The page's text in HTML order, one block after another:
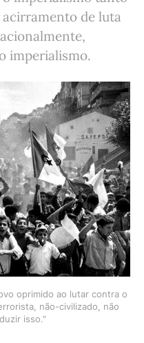
de luta
imperialismo.
oprimido ao lutar contra o
não-civilizado, não
isso."